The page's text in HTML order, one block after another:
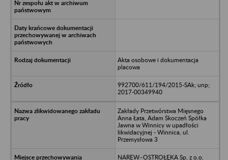
Akta osobowe i dokumentacja
placowa
992700/611/194/2015-SAk; unp;
2017-00349940
Zakłady Przetwórstwa Mięsnego
Anna Łata, Adam Skoczeń Spółka
Jawna w Winnicy w upadłości
likwidacyjnej - Winnica, ul.
Przemysłowa 3
NAREW–OSTROŁĘKA Sp. z o.o.